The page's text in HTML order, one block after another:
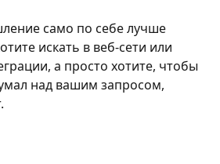
само по себе лучше
искать в веб-сети или
а просто хотите, чтобы
над вашим запросом,